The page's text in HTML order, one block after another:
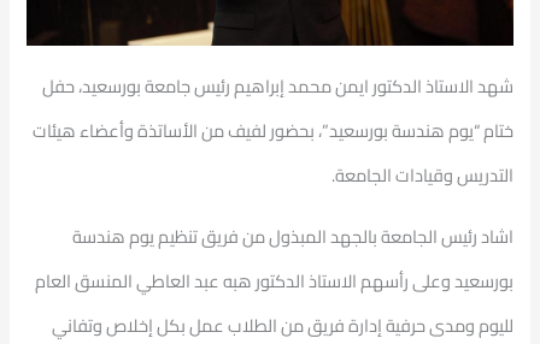
شهد الاستاذ الدكتور ايمن محمد إبراهيم رئيس جامعة بورسعيد، حفل
ختام “يوم هندسة بورسعيد”، بحضور لفيف من الأساتذة وأعضاء هيئات
التدريس وقيادات الجامعة.
اشاد رئيس الجامعة بالجهد المبذول من فريق تنظيم يوم هندسة
بورسعيد وعلى رأسهم الاستاذ الدكتور هبه عبد العاطي المنسق العام
لليوم ومدى حرفية إدارة فريق من الطلاب عمل بكل إخلاص وتفاني